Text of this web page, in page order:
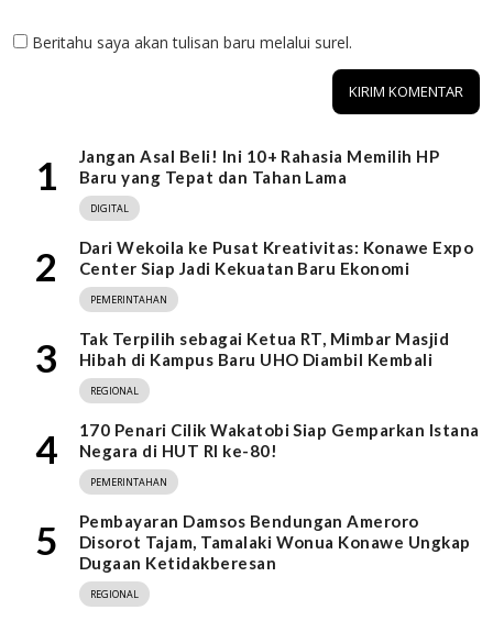
Beritahu saya akan tulisan baru melalui surel.
1
Jangan Asal Beli! Ini 10+ Rahasia Memilih HP
Baru yang Tepat dan Tahan Lama
DIGITAL
2
Dari Wekoila ke Pusat Kreativitas: Konawe Expo
Center Siap Jadi Kekuatan Baru Ekonomi
PEMERINTAHAN
3
Tak Terpilih sebagai Ketua RT, Mimbar Masjid
Hibah di Kampus Baru UHO Diambil Kembali
REGIONAL
4
170 Penari Cilik Wakatobi Siap Gemparkan Istana
Negara di HUT RI ke-80!
PEMERINTAHAN
5
Pembayaran Damsos Bendungan Ameroro
Disorot Tajam, Tamalaki Wonua Konawe Ungkap
Dugaan Ketidakberesan
REGIONAL